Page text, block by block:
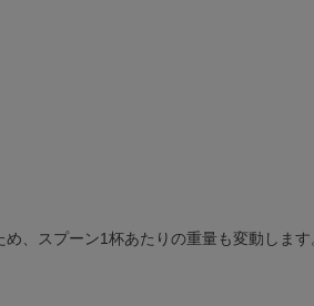
、スプーン1杯あたりの重量も変動しま